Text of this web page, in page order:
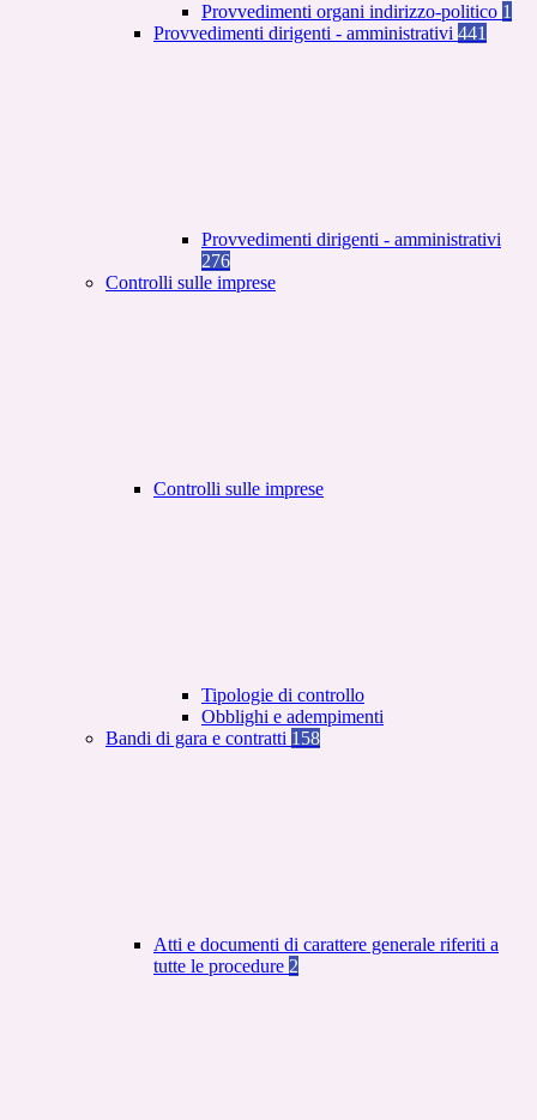
Provvedimenti organi indirizzo-politico 1
Provvedimenti dirigenti - amministrativi 441
Provvedimenti dirigenti - amministrativi
276
Controlli sulle imprese
Controlli sulle imprese
Tipologie di controllo
Obblighi e adempimenti
Bandi di gara e contratti 158
Atti e documenti di carattere generale riferiti a
tutte le procedure 2